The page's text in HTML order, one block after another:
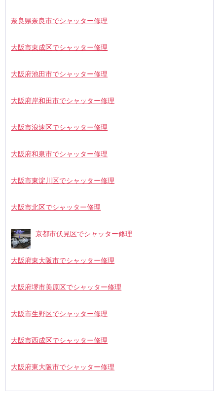
奈良県奈良市でシャッター修理
大阪市東成区でシャッター修理
大阪府池田市でシャッター修理
大阪府岸和田市でシャッター修理
大阪市浪速区でシャッター修理
大阪府和泉市でシャッター修理
大阪市東淀川区でシャッター修理
大阪市北区でシャッター修理
京都市伏見区でシャッター修理
大阪府東大阪市でシャッター修理
大阪府堺市美原区でシャッター修理
大阪市生野区でシャッター修理
大阪市西成区でシャッター修理
大阪府東大阪市でシャッター修理